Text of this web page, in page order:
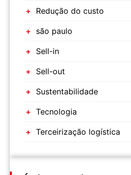
Redução do custo
são paulo
Sell-in
Sell-out
Sustentabilidade
Tecnologia
Terceirização logística